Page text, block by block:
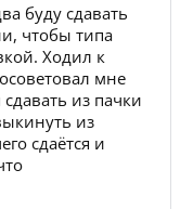
буду сдавать
чтобы типа
Ходил к
мне
из пачки
из
сдаётся и